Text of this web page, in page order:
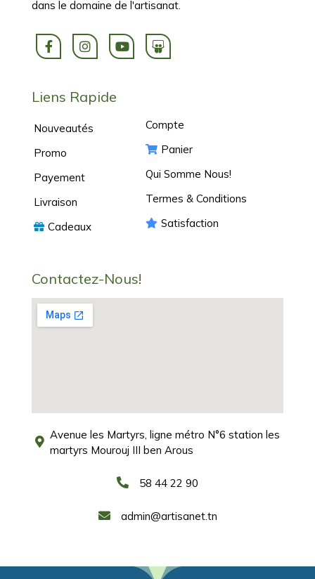
dans le domaine de l'artisanat.
Liens Rapide
Nouveautés
Promo
Payement
Livraison
Cadeaux
Compte
Panier
Qui Somme Nous!
Termes & Conditions
Satisfaction
Contactez-Nous!
Avenue les Martyrs, ligne métro N°6 station les
martyrs Mourouj III ben Arous
58 44 22 90
admin@artisanet.tn